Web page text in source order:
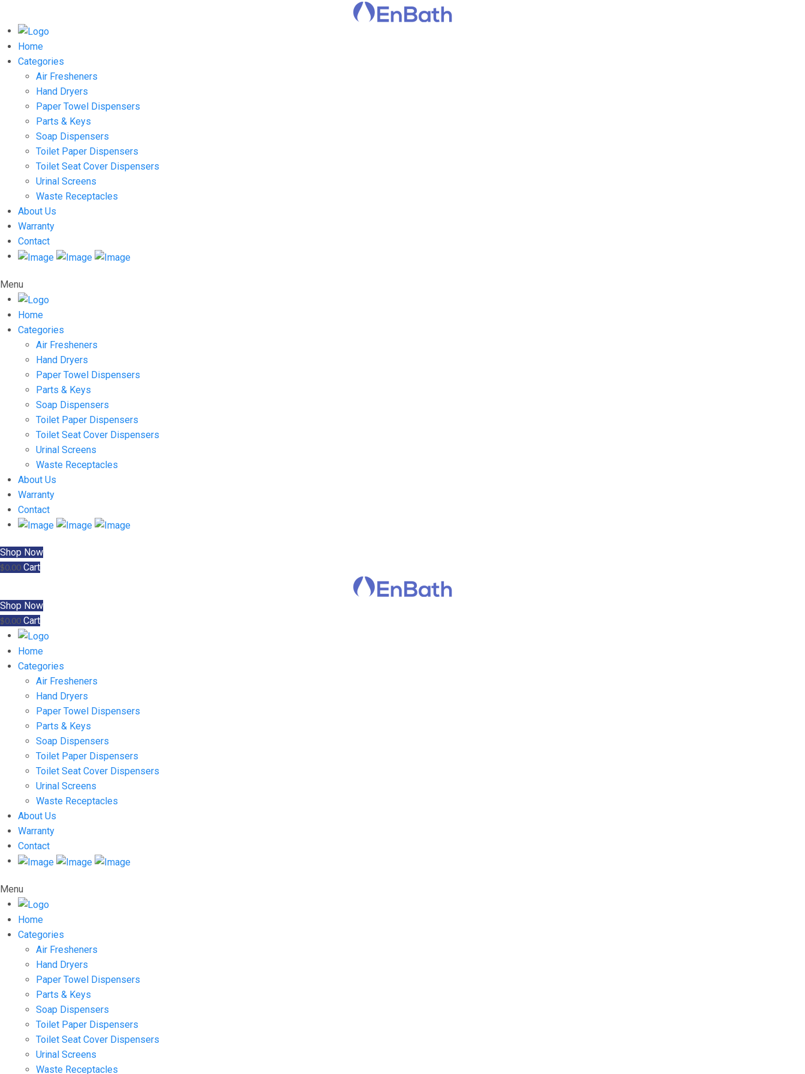
Home
Categories
Air Fresheners
Hand Dryers
Paper Towel Dispensers
Parts & Keys
Soap Dispensers
Toilet Paper Dispensers
Toilet Seat Cover Dispensers
Urinal Screens
Waste Receptacles
About Us
Warranty
Contact
Menu
Home
Categories
Air Fresheners
Hand Dryers
Paper Towel Dispensers
Parts & Keys
Soap Dispensers
Toilet Paper Dispensers
Toilet Seat Cover Dispensers
Urinal Screens
Waste Receptacles
About Us
Warranty
Contact
Shop Now
$0.00 Cart
Shop Now
$0.00 Cart
Home
Categories
Air Fresheners
Hand Dryers
Paper Towel Dispensers
Parts & Keys
Soap Dispensers
Toilet Paper Dispensers
Toilet Seat Cover Dispensers
Urinal Screens
Waste Receptacles
About Us
Warranty
Contact
Menu
Home
Categories
Air Fresheners
Hand Dryers
Paper Towel Dispensers
Parts & Keys
Soap Dispensers
Toilet Paper Dispensers
Toilet Seat Cover Dispensers
Urinal Screens
Waste Receptacles